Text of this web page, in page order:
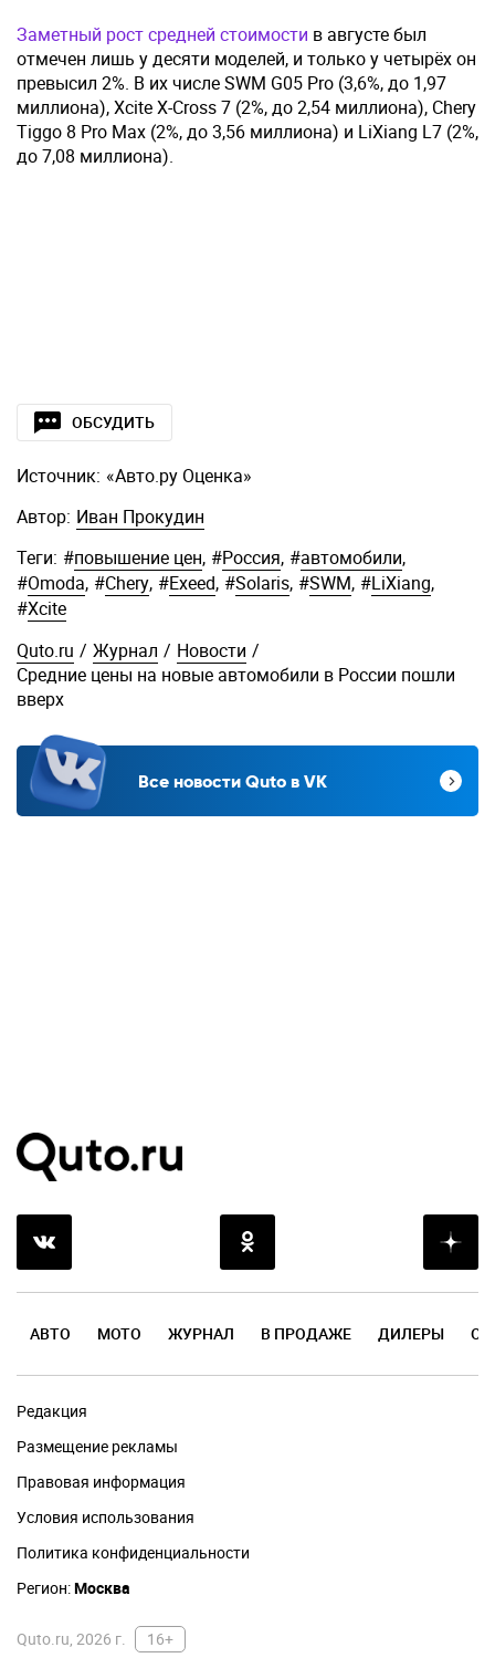
Заметный рост средней стоимости в августе был
отмечен лишь у десяти моделей, и только у четырёх он
превысил 2%. В их числе SWM G05 Pro (3,6%, до 1,97
миллиона), Xcite X-Cross 7 (2%, до 2,54 миллиона), Chery
Tiggo 8 Pro Max (2%, до 3,56 миллиона) и LiXiang L7 (2%,
до 7,08 миллиона).
ОБСУДИТЬ
Источник: «Авто.ру Оценка»
Автор: Иван Прокудин
Теги: #повышение цен, #Россия, #автомобили,
#Omoda, #Chery, #Exeed, #Solaris, #SWM, #LiXiang,
#Xcite
Quto.ru / Журнал / Новости /
Средние цены на новые автомобили в России пошли
вверх
Все новости Quto в VK
АВТО МОТО ЖУРНАЛ В ПРОДАЖЕ ДИЛЕРЫ
Редакция
Размещение рекламы
Правовая информация
Условия использования
Политика конфиденциальности
Регион:Москва
Quto.ru, 2026 г. 16+